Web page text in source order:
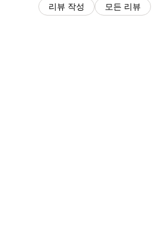
리뷰 작성 모든 리뷰